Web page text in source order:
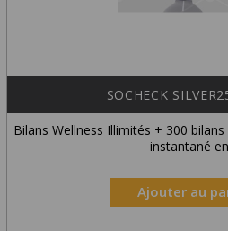
SOCHECK
Bilans Wellness Illimités + 300
instantané
Ajouter au